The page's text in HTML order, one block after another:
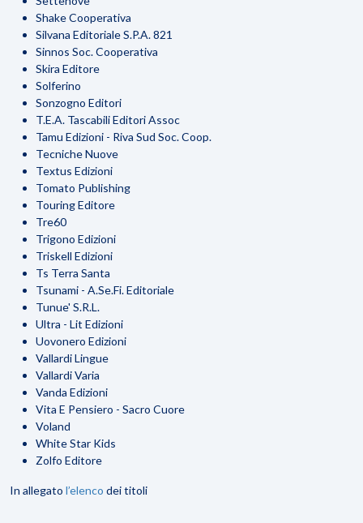
Shake Cooperativa
Silvana Editoriale S.P.A. 821
Sinnos Soc. Cooperativa
Skira Editore
Solferino
Sonzogno Editori
T.E.A. Tascabili Editori Assoc
Tamu Edizioni - Riva Sud Soc. Coop.
Tecniche Nuove
Textus Edizioni
Tomato Publishing
Touring Editore
Tre60
Trigono Edizioni
Triskell Edizioni
Ts Terra Santa
Tsunami - A.Se.Fi. Editoriale
Tunue' S.R.L.
Ultra - Lit Edizioni
Uovonero Edizioni
Vallardi Lingue
Vallardi Varia
Vanda Edizioni
Vita E Pensiero - Sacro Cuore
Voland
White Star Kids
Zolfo Editore
In allegato l’elenco dei titoli